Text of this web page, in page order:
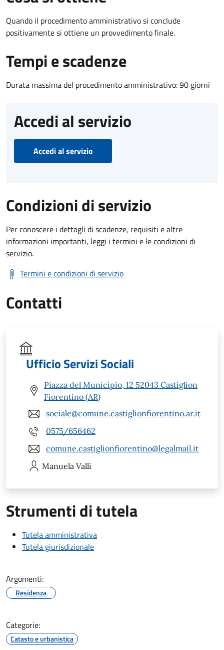
Quando il procedimento amministrativo si conclude
positivamente si ottiene un provvedimento finale.
Tempi e scadenze
Durata massima del procedimento amministrativo: 90 giorni
Accedi al servizio
Accedi al servizio
Condizioni di servizio
Per conoscere i dettagli di scadenze, requisiti e altre
informazioni importanti, leggi i termini e le condizioni di
servizio.
Termini e condizioni di servizio
Contatti
Ufficio Servizi Sociali
Piazza del Municipio, 12 52043 Castiglion
Fiorentino (AR)
sociale@comune.castiglionfiorentino.ar.it
0575/656462
comune.castiglionfiorentino@legalmail.it
Manuela Valli
Strumenti di tutela
Tutela amministrativa
Tutela giurisdizionale
Argomenti:
Residenza
Categorie:
Catasto e urbanistica